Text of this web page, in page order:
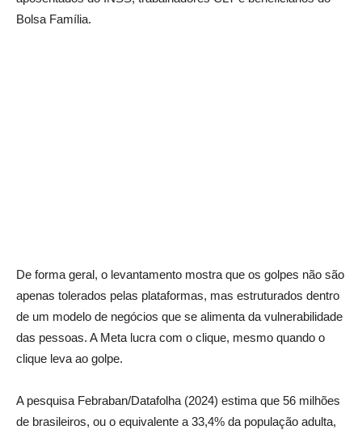
Bolsa Família.
De forma geral, o levantamento mostra que os golpes não são
apenas tolerados pelas plataformas, mas estruturados dentro
de um modelo de negócios que se alimenta da vulnerabilidade
das pessoas. A Meta lucra com o clique, mesmo quando o
clique leva ao golpe.
A pesquisa Febraban/Datafolha (2024) estima que 56 milhões
de brasileiros, ou o equivalente a 33,4% da população adulta,